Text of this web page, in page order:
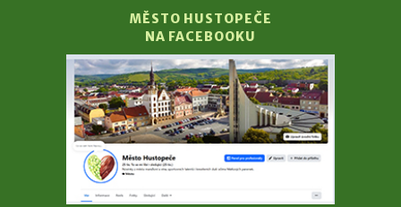
MĚSTO HUSTOPEČE
NA FACEBOOKU